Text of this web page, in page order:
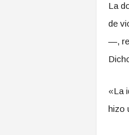
La
de
—,
«La
hizo